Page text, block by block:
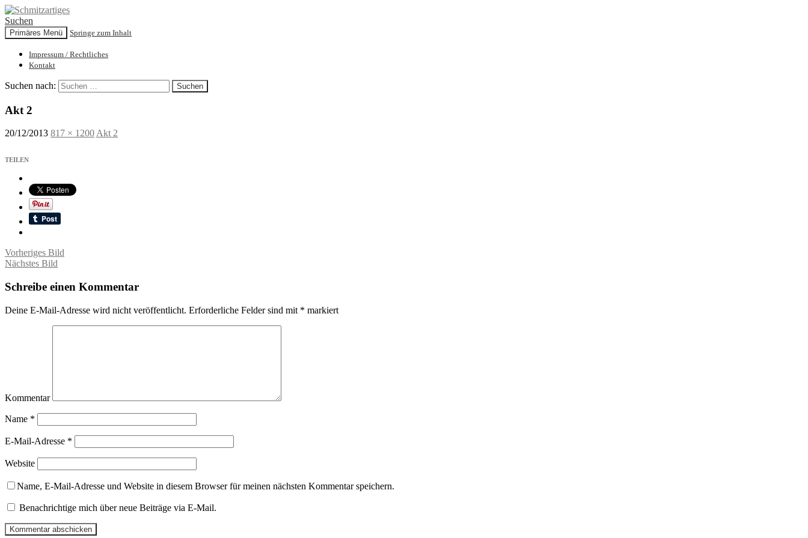
Schmitzartiges
Suchen
Primäres Menü Springe zum Inhalt
Impressum / Rechtliches
Kontakt
Suchen nach:
Akt 2
20/12/2013 817 × 1200Akt 2
TEILEN
Vorheriges Bild
Nächstes Bild
Schreibe einen Kommentar
Deine E-Mail-Adresse wird nicht veröffentlicht. Erforderliche Felder sind mit * markiert
Kommentar
Name *
E-Mail-Adresse *
Website
Name, E-Mail-Adresse und Website in diesem Browser für meinen nächsten Kommentar speichern.
Benachrichtige mich über neue Beiträge via E-Mail.